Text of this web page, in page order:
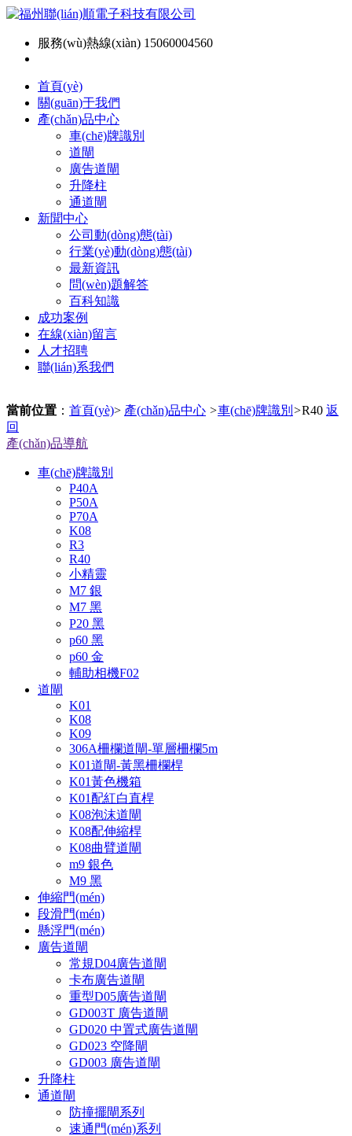
服務(wù)熱線(xiàn) 15060004560
首頁(yè)
關(guān)于我們
產(chǎn)品中心
車(chē)牌識別
道閘
廣告道閘
升降柱
通道閘
新聞中心
公司動(dòng)態(tài)
行業(yè)動(dòng)態(tài)
最新資訊
問(wèn)題解答
百科知識
成功案例
在線(xiàn)留言
人才招聘
聯(lián)系我們
當前位置 ： 首頁(yè)> 產(chǎn)品中心 >車(chē)牌識別 >R40 返
回
產(chǎn)品導航
車(chē)牌識別
P40A
P50A
P70A
K08
R3
R40
小精靈
M7 銀
M7 黑
P20 黑
p60 黑
p60 金
輔助相機F02
道閘
K01
K08
K09
306A柵欄道閘-單層柵欄5m
K01道閘-黃黑柵欄桿
K01黃色機箱
K01配紅白直桿
K08泡沫道閘
K08配伸縮桿
K08曲臂道閘
m9 銀色
M9 黑
伸縮門(mén)
段滑門(mén)
懸浮門(mén)
廣告道閘
常規D04廣告道閘
卡布廣告道閘
重型D05廣告道閘
GD003T 廣告道閘
GD020 中置式廣告道閘
GD023 空降閘
GD003 廣告道閘
升降柱
通道閘
防撞擺閘系列
速通門(mén)系列